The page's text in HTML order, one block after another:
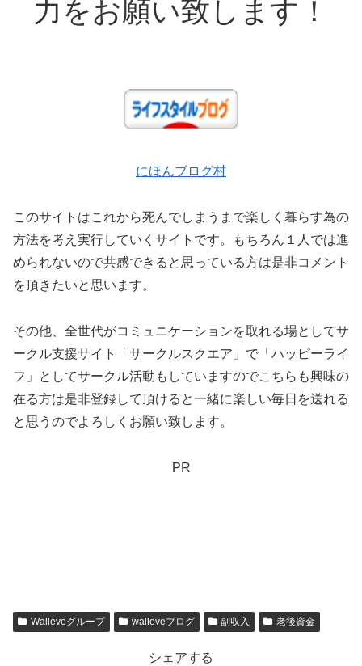
力をお願い致します！
にほんブログ村
このサイトはこれから死んでしまうまで楽しく暮らす為の
方法を考え実行していくサイトです。もちろん１人では進
められないので共感できると思っている方は是非コメント
を頂きたいと思います。
その他、全世代がコミュニケーションを取れる場としてサ
ークル支援サイト「サークルスクエア」で「ハッピーライ
フ」としてサークル活動もしていますのでこちらも興味の
在る方は是非登録して頂けると一緒に楽しい毎日を送れる
と思うのでよろしくお願い致します。
PR
Walleveグループ walleveブログ 副収入 老後資金
シェアする